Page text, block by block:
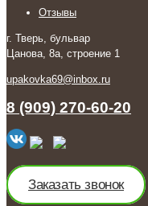
Отзывы
г. Тверь, бульвар
Цанова, 8а, строение 1
upakovka69@inbox.ru
8 (909) 270-60-20
Заказать звонок